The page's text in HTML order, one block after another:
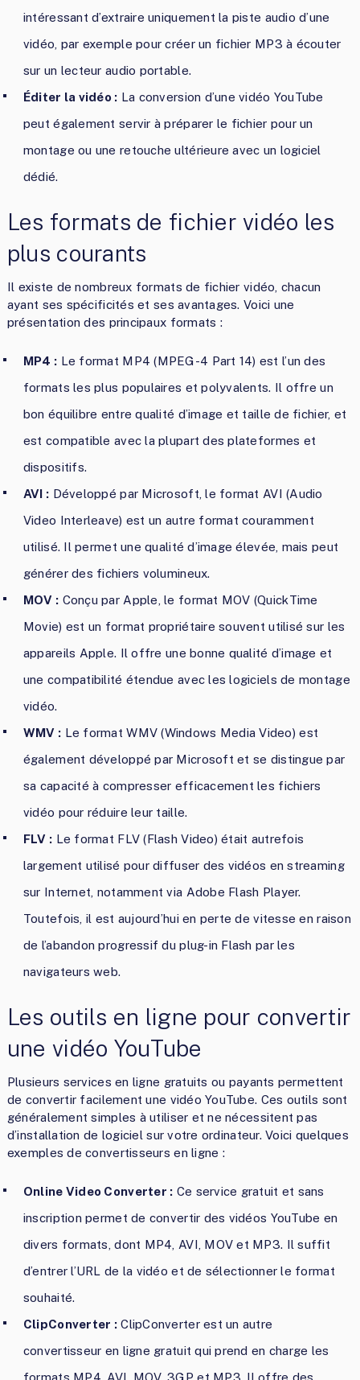
intéressant d’extraire uniquement la piste audio d’une
vidéo, par exemple pour créer un fichier MP3 à écouter
sur un lecteur audio portable.
Éditer la vidéo : La conversion d’une vidéo YouTube
peut également servir à préparer le fichier pour un
montage ou une retouche ultérieure avec un logiciel
dédié.
Les formats de fichier vidéo les
plus courants
Il existe de nombreux formats de fichier vidéo, chacun
ayant ses spécificités et ses avantages. Voici une
présentation des principaux formats :
MP4 : Le format MP4 (MPEG-4 Part 14) est l’un des
formats les plus populaires et polyvalents. Il offre un
bon équilibre entre qualité d’image et taille de fichier, et
est compatible avec la plupart des plateformes et
dispositifs.
AVI : Développé par Microsoft, le format AVI (Audio
Video Interleave) est un autre format couramment
utilisé. Il permet une qualité d’image élevée, mais peut
générer des fichiers volumineux.
MOV : Conçu par Apple, le format MOV (QuickTime
Movie) est un format propriétaire souvent utilisé sur les
appareils Apple. Il offre une bonne qualité d’image et
une compatibilité étendue avec les logiciels de montage
vidéo.
WMV : Le format WMV (Windows Media Video) est
également développé par Microsoft et se distingue par
sa capacité à compresser efficacement les fichiers
vidéo pour réduire leur taille.
FLV : Le format FLV (Flash Video) était autrefois
largement utilisé pour diffuser des vidéos en streaming
sur Internet, notamment via Adobe Flash Player.
Toutefois, il est aujourd’hui en perte de vitesse en raison
de l’abandon progressif du plug-in Flash par les
navigateurs web.
Les outils en ligne pour convertir
une vidéo YouTube
Plusieurs services en ligne gratuits ou payants permettent
de convertir facilement une vidéo YouTube. Ces outils sont
généralement simples à utiliser et ne nécessitent pas
d’installation de logiciel sur votre ordinateur. Voici quelques
exemples de convertisseurs en ligne :
Online Video Converter : Ce service gratuit et sans
inscription permet de convertir des vidéos YouTube en
divers formats, dont MP4, AVI, MOV et MP3. Il suffit
d’entrer l’URL de la vidéo et de sélectionner le format
souhaité.
ClipConverter : ClipConverter est un autre
convertisseur en ligne gratuit qui prend en charge les
formats MP4, AVI, MOV, 3GP et MP3. Il offre des